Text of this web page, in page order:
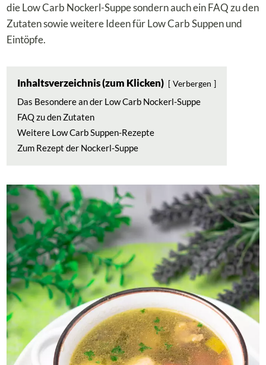
die Low Carb Nockerl-Suppe sondern auch ein FAQ zu den
Zutaten sowie weitere Ideen für Low Carb Suppen und
Eintöpfe.
Inhaltsverzeichnis (zum Klicken) Verbergen
Das Besondere an der Low Carb Nockerl-Suppe
FAQ zu den Zutaten
Weitere Low Carb Suppen-Rezepte
Zum Rezept der Nockerl-Suppe